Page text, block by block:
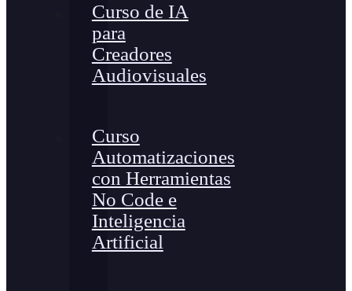
Curso de IA
para
Creadores
Audiovisuales
Curso
Automatizaciones
con Herramientas
No Code e
Inteligencia
Artificial